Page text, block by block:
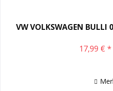
VW VOLKSWAGEN BULLI
17,99 € *